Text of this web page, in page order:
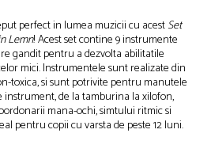
perfect in lumea muzicii cu acestSet
Lemn! Acest set contine 9 instrumente
gandit pentru a dezvolta abilitatile
mici. Instrumentele sunt realizate din
toxica, si sunt potrivite pentru manutele
instrument, de la tamburina la xilofon,
mana-ochi, simtului ritmic si
pentru copii cu varsta de peste 12 luni.